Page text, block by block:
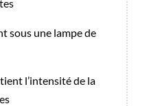
sous une lampe de
l’intensité de la